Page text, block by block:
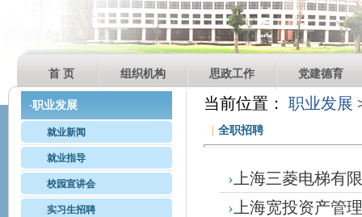
首 页 组织机构 思政工作 党建德育
·职业发展
就业新闻
就业指导
校园宣讲会
实习生招聘
当前位置：职业发展
全职招聘
› 上海三菱电梯有
› 上海宽投资产管